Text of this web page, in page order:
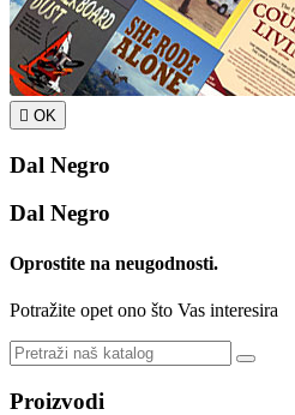
 OK
Dal Negro
Dal Negro
Oprostite na neugodnosti.
Potražite opet ono što Vas interesira
Proizvodi